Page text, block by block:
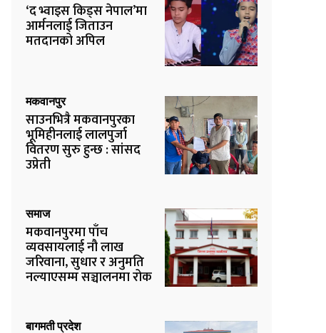
‘द भ्वाइस किड्स नेपाल’मा
आर्मनलाई जिताउन
मतदानको अपिल
मकवानपुर
साउनभित्रै मकवानपुरका
भूमिहीनलाई लालपुर्जा
वितरण सुरु हुन्छ : सांसद
उप्रेती
समाज
मकवानपुरमा पाँच
व्यवसायलाई नौ लाख
जरिवाना, सुधार र अनुमति
नल्याएसम्म सञ्चालनमा रोक
बागमती प्रदेश